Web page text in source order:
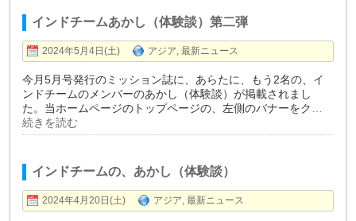
インドチームあかし（体験談）第二弾
2024年5月4日(土) アジア,最新ニュース
今月5月号発行のミッション誌に、あらたに、もう2名の、イ
ンドチームのメンバーのあかし（体験談）が掲載されまし
た。当ホームページのトップページの、左側のバナーをク
続きを読む
インドチームの、あかし（体験談）
2024年4月20日(土) アジア,最新ニュース